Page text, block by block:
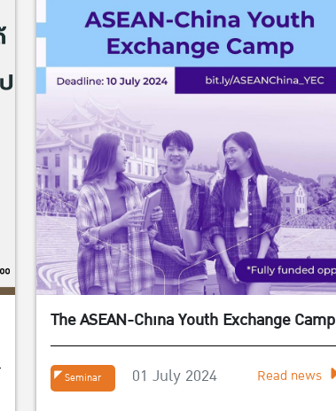
The ASEAN-China Youth Exchange Camp
Seminar 01 July 2024 Read news